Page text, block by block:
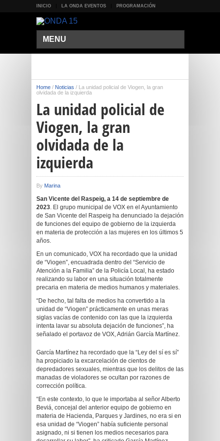
INICIO LA ONDA EVENTOS PROGRAMACIÓN
MENU
Home / Noticias / La unidad policial de Viogen, la gran
olvidada de la izquierda
La unidad policial de
Viogen, la gran
olvidada de la
izquierda
By Marina
San Vicente del Raspeig, a 14 de septiembre de
2023. El grupo municipal de VOX en el Ayuntamiento
de San Vicente del Raspeig ha denunciado la dejación
de funciones del equipo de gobierno de la izquierda
en materia de protección a las mujeres en los últimos 5
años.
En un comunicado, VOX ha recordado que la unidad
de “Viogen”, encuadrada dentro del “Servicio de
Atención a la Familia” de la Policía Local, ha estado
realizando su labor en una situación totalmente
precaria en materia de medios humanos y materiales.
“De hecho, tal falta de medios ha convertido a la
unidad de “Viogen” prácticamente en unas meras
siglas vacías de contenido con las que la izquierda
intenta lavar su absoluta dejación de funciones”, ha
señalado el portavoz de VOX, Adrián García Martínez.
García Martínez ha recordado que la “Ley del sí es sí”
ha propiciado la excarcelación de cientos de
depredadores sexuales, mientras que los delitos de las
manadas de violadores se ocultan por razones de
corrección política.
“En este contexto, lo que le importaba al señor Alberto
Beviá, concejal del anterior equipo de gobierno en
materia de Hacienda, Parques y Jardines, no era si en
esa unidad de “Viogen” había suficiente personal
asignado, ni si tienen los medios necesarios para